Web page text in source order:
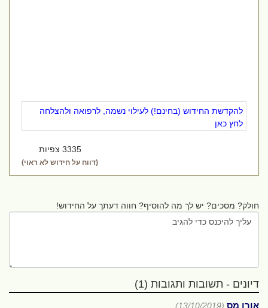
להקדשת החידוש (בחינם!) לעילוי נשמה, לרפואה ולהצלחה
לחץ כאן
3335 צפיות
(דווח על חידוש לא ראוי)
חולק? מסכים? יש לך מה להוסיף? חווה דעתך על החידוש!
דיונים - תשובות ותגובות (1)
אורן מס (13/10/2019)